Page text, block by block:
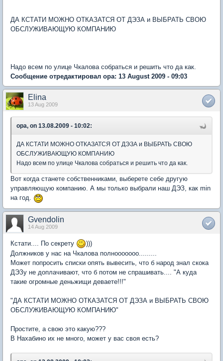
ДА КСТАТИ МОЖНО ОТКАЗАТСЯ ОТ ДЭЗА и ВЫБРАТЬ СВОЮ
ОБСЛУЖИВАЮЩУЮ КОМПАНИЮ
Надо всем по улице Чкалова собраться и решить что да как.
Сообщение отредактировал opa: 13 August 2009 - 09:03
Elina
13 Aug 2009
opa, on 13.08.2009 - 10:02:
ДА КСТАТИ МОЖНО ОТКАЗАТСЯ ОТ ДЭЗА и ВЫБРАТЬ СВОЮ
ОБСЛУЖИВАЮЩУЮ КОМПАНИЮ
Надо всем по улице Чкалова собраться и решить что да как.
Вот когда станете собственниками, выберете себе другую
управляющую компанию. А мы только выбрали наш ДЭЗ, как min
на год.
Gvendolin
14 Aug 2009
Кстати.... По секрету
)))
Должников у нас на Чкалова полнооооооо.........
Может попросить списки опять вывесить, что б народ знал скока
ДЭЗу не доплачивают, что б потом не спрашивать.... "А куда
такие огромные деньжищи деваете!!!"
"ДА КСТАТИ МОЖНО ОТКАЗАТСЯ ОТ ДЭЗА и ВЫБРАТЬ СВОЮ
ОБСЛУЖИВАЮЩУЮ КОМПАНИЮ"
Простите, а свою это какую???
В Нахабино их не много, может у вас своя есть?